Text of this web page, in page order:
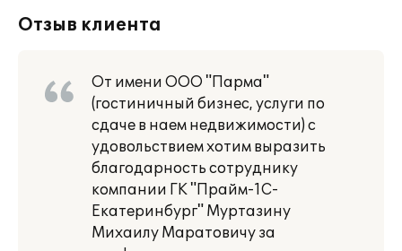
Отзыв клиента
От имени ООО "Парма"
(гостиничный бизнес, услуги по
сдаче в наем недвижимости) с
удовольствием хотим выразить
благодарность сотруднику
компании ГК "Прайм-1С-
Екатеринбург" Муртазину
Михаилу Маратовичу за